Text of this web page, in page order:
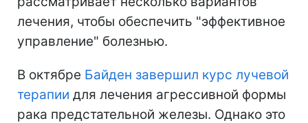
лечения, чтобы обеспечить "эффективное
управление" болезнью.
В октябре Байден завершил курс лучевой
терапии для лечения агрессивной формы
рака предстательной железы. Однако это